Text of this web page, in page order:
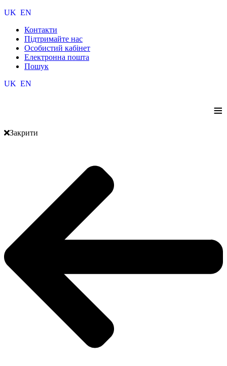
UK EN
Контакти
Підтримайте нас
Особистий кабінет
Електронна пошта
Пошук
UK EN
≡
Закрити